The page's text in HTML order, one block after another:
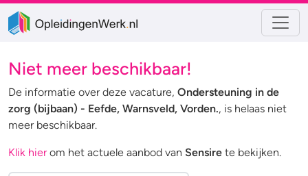
Niet meer beschikbaar!
De informatie over deze vacature, Ondersteuning in de
zorg (bijbaan) - Eefde, Warnsveld, Vorden., is helaas niet
meer beschikbaar.
Klik hierom het actuele aanbod van Sensire te bekijken.